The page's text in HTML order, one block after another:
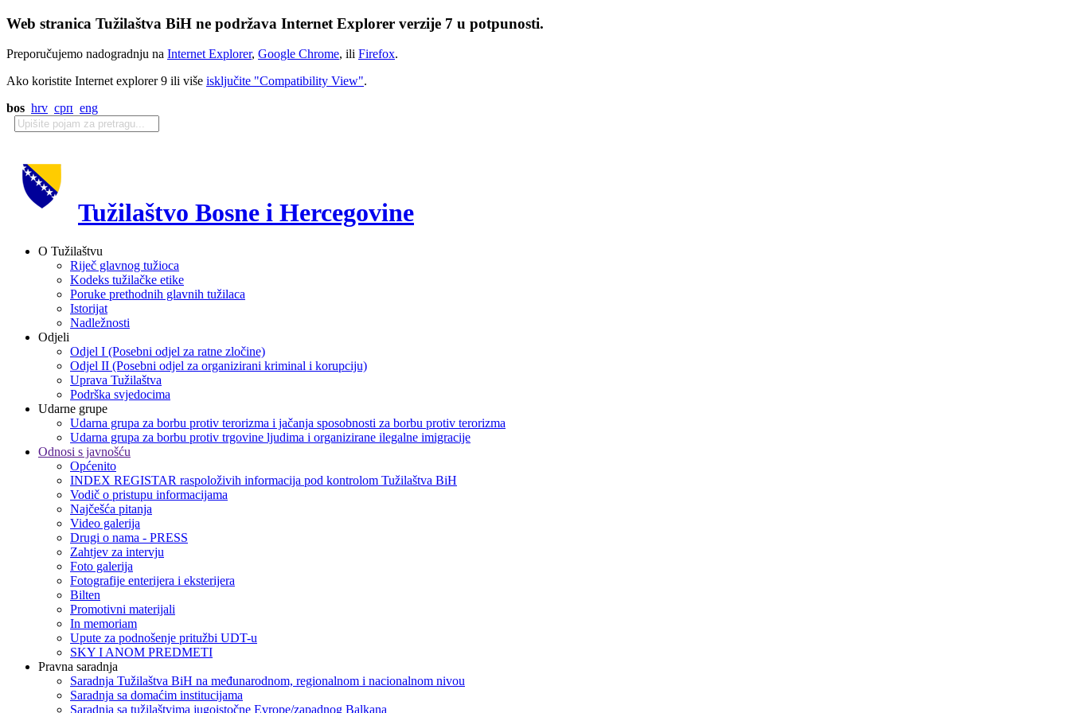
Web stranica Tužilaštva BiH ne podržava Internet Explorer verzije 7 u potpunosti.
Preporučujemo nadogradnju na Internet Explorer, Google Chrome, ili Firefox.
Ako koristite Internet explorer 9 ili više isključite "Compatibility View".
bos hrv срп eng
Tužilaštvo Bosne i Hercegovine
O Tužilaštvu
Riječ glavnog tužioca
Kodeks tužilačke etike
Poruke prethodnih glavnih tužilaca
Istorijat
Nadležnosti
Odjeli
Odjel I (Posebni odjel za ratne zločine)
Odjel II (Posebni odjel za organizirani kriminal i korupciju)
Uprava Tužilaštva
Podrška svjedocima
Udarne grupe
Udarna grupa za borbu protiv terorizma i jačanja sposobnosti za borbu protiv terorizma
Udarna grupa za borbu protiv trgovine ljudima i organizirane ilegalne imigracije
Odnosi s javnošću
Općenito
INDEX REGISTAR raspoloživih informacija pod kontrolom Tužilaštva BiH
Vodič o pristupu informacijama
Najčešća pitanja
Video galerija
Drugi o nama - PRESS
Zahtjev za intervju
Foto galerija
Fotografije enterijera i eksterijera
Bilten
Promotivni materijali
In memoriam
Upute za podnošenje pritužbi UDT-u
SKY I ANOM PREDMETI
Pravna saradnja
Saradnja Tužilaštva BiH na međunarodnom, regionalnom i nacionalnom nivou
Saradnja sa domaćim institucijama
Saradnja sa tužilaštvima jugoistočne Evrope/zapadnog Balkana